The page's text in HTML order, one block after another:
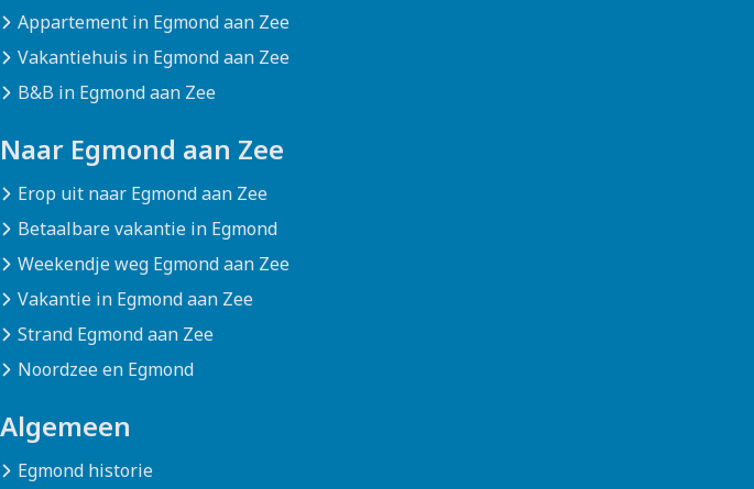
Appartement in Egmond aan Zee
Vakantiehuis in Egmond aan Zee
B&B in Egmond aan Zee
Naar Egmond aan Zee
Erop uit naar Egmond aan Zee
Betaalbare vakantie in Egmond
Weekendje weg Egmond aan Zee
Vakantie in Egmond aan Zee
Strand Egmond aan Zee
Noordzee en Egmond
Algemeen
Egmond historie